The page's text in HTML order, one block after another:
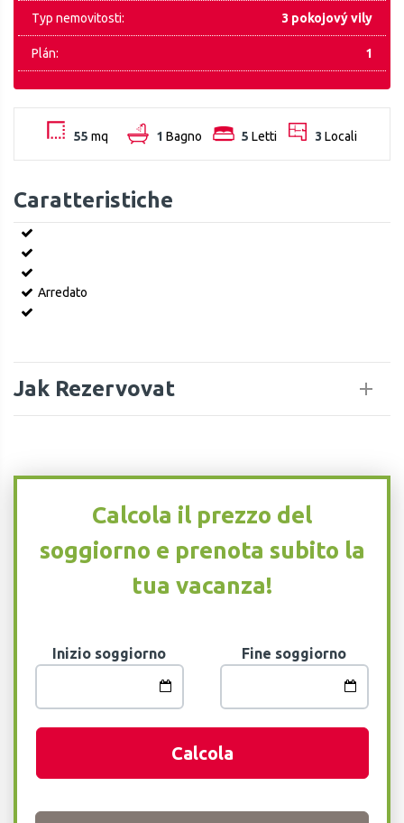
Typ nemovitosti: 3 pokojový vily
Plán: 1
55 mq 1 Bagno 5 Letti 3 Locali
Caratteristiche
Arredato
Jak Rezervovat
Calcola il prezzo del
soggiorno e prenota subito la
tua vacanza!
Inizio soggiorno Fine soggiorno
Calcola